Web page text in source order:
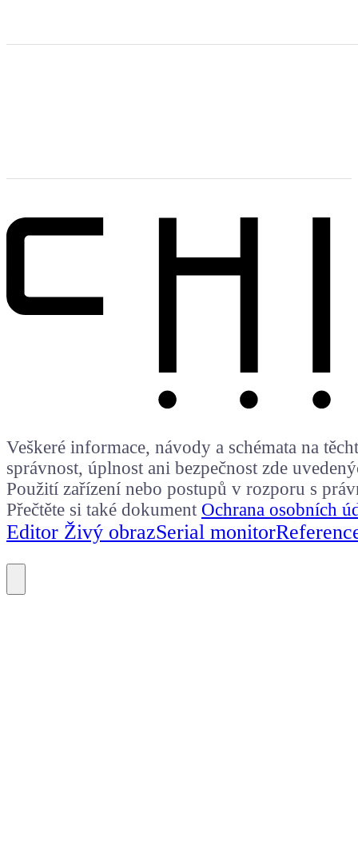
Veškeré informace, návody a schémata na
správnost, úplnost ani bezpečnost zde
Použití zařízení nebo postupů v rozporu s
Přečtěte si také dokument Ochrana osobních
Editor Živý obrazSerial monitor